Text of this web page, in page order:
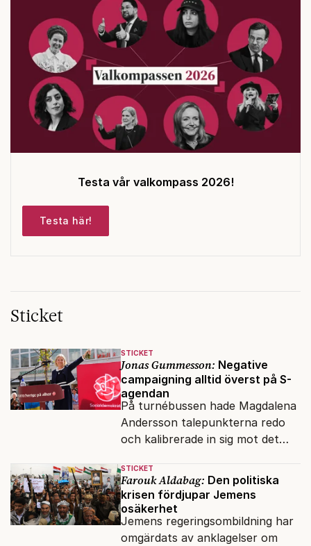
Testa vår valkompass 2026!
Testa här!
Sticket
STICKET
Jonas Gummesson: Negative
campaigning alltid överst på S-
agendan
På turnébussen hade Magdalena
Andersson talepunkterna redo
och kalibrerade in sig mot det
robot.
STICKET
Farouk Aldabag: Den politiska
krisen fördjupar Jemens
osäkerhet
Jemens regeringsombildning har
omgärdats av anklagelser om